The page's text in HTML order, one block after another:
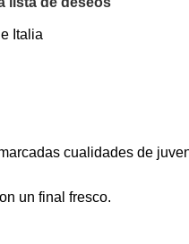
Italia
cualidades de
un final fresco.